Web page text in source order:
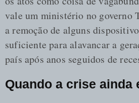
vale um ministério no governo
a remoção de alguns
suficiente para alavancar a
país após anos seguidos de
Quando a crise ainda